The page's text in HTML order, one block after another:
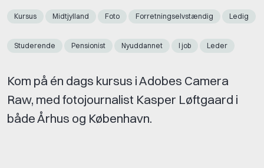
Kursus Midtjylland Foto Forretningselvstændig Ledig
Studerende Pensionist Nyuddannet I job Leder
Kom på én dags kursus i Adobes Camera
Raw, med fotojournalist Kasper Løftgaard i
både Århus og København.